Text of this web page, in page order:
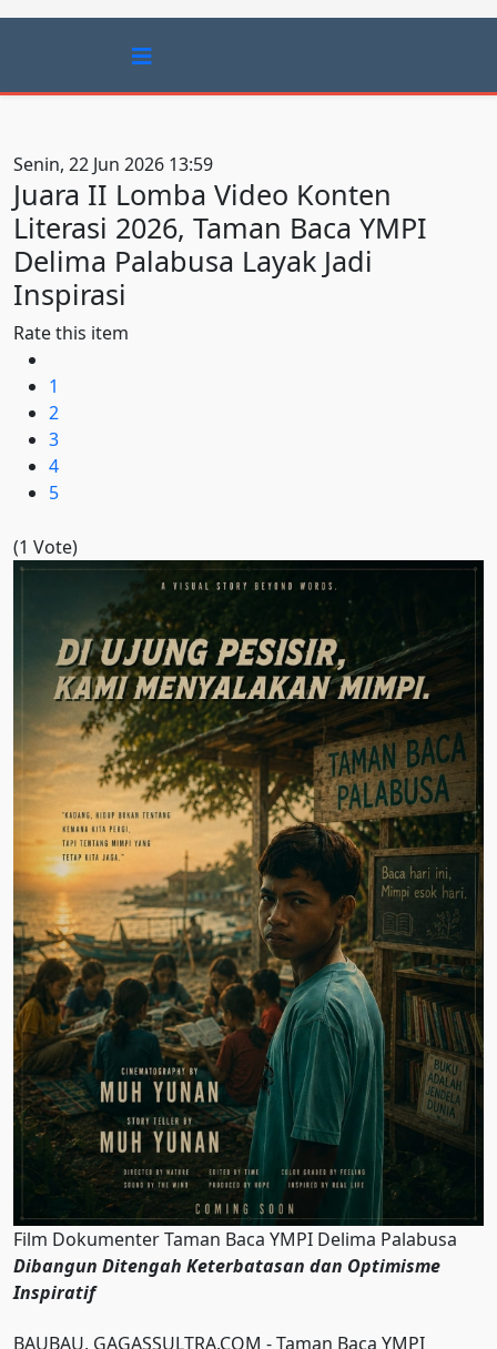
Senin, 22 Jun 2026 13:59
Juara II Lomba Video Konten
Literasi 2026, Taman Baca YMPI
Delima Palabusa Layak Jadi
Inspirasi
Rate this item
1
2
3
4
5
(1 Vote)
Film Dokumenter Taman Baca YMPI Delima Palabusa
Dibangun Ditengah Keterbatasan dan Optimisme
Inspiratif
BAUBAU, GAGASSULTRA.COM - Taman Baca YMPI